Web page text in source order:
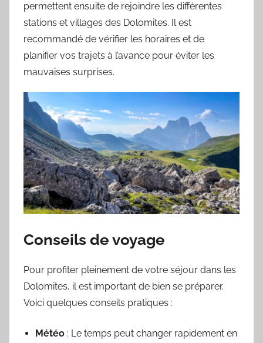
permettent ensuite de rejoindre les différentes
stations et villages des Dolomites. Il est
recommandé de vérifier les horaires et de
planifier vos trajets à l’avance pour éviter les
mauvaises surprises.
Conseils de voyage
Pour profiter pleinement de votre séjour dans les
Dolomites, il est important de bien se préparer.
Voici quelques conseils pratiques :
Météo : Le temps peut changer rapidement en